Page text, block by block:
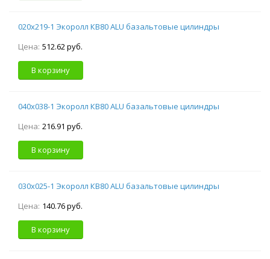
020х219-1 Экоролл КВ80 ALU базальтовые цилиндры
Цена: 512.62 руб.
В корзину
040х038-1 Экоролл КВ80 ALU базальтовые цилиндры
Цена: 216.91 руб.
В корзину
030х025-1 Экоролл КВ80 ALU базальтовые цилиндры
Цена: 140.76 руб.
В корзину